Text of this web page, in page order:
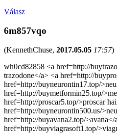
Válasz
6m857vqo
(KennethChuse, 2017.05.05 17:57)
wh0cd82858 <a href=http://
trazodone</a> <a href=http://
href=http://buyneurontin17.top/
href=http://buymetformin25.top/
href=http://proscar5.top/>proscar
href=http://buyneurontin500.us/
href=http://buyavana2.top/>avana</
href=http://buyviagrasoft1.top/